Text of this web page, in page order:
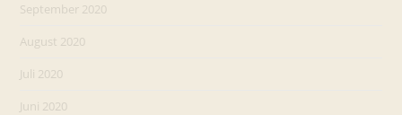
September 2020
August 2020
Juli 2020
Juni 2020